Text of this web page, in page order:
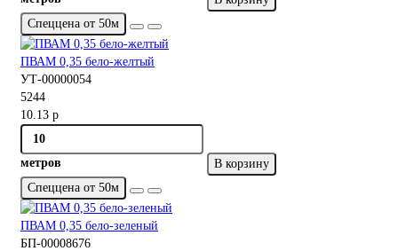
Спеццена от 50м
ПВАМ 0,35 бело-желтый
УТ-00000054
5244
10.13 р
метров
В корзину
Спеццена от 50м
ПВАМ 0,35 бело-зеленый
БП-00008676